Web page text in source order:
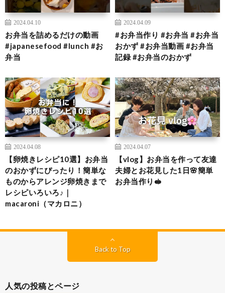
2024.04.10
お弁当を詰めるだけの動画
#japanesefood #lunch #お
弁当
2024.04.09
#お弁当作り #お弁当 #お弁当
おかず #お弁当動画 #お弁当
記録 #お弁当のおかず
2024.04.08
【卵焼きレシピ10選】お弁当
のおかずにぴったり！簡単な
ものからアレンジ卵焼きまで
レシピいろいろ♪｜
macaroni（マカロニ）
2024.04.07
【vlog】お弁当を作って友達
夫婦とお花見した1日🌸簡単
お弁当作り🥪
Back to Top
人気の投稿とページ